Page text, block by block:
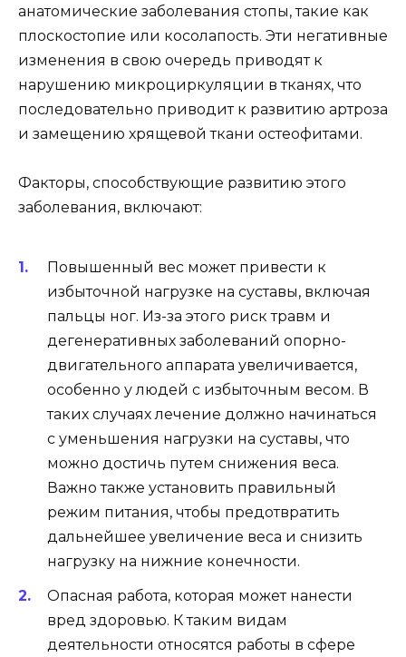
анатомические заболевания стопы, такие как
плоскостопие или косолапость. Эти негативные
изменения в свою очередь приводят к
нарушению микроциркуляции в тканях, что
последовательно приводит к развитию артроза
и замещению хрящевой ткани остеофитами.
Факторы, способствующие развитию этого
заболевания, включают:
Повышенный вес может привести к
избыточной нагрузке на суставы, включая
пальцы ног. Из-за этого риск травм и
дегенеративных заболеваний опорно-
двигательного аппарата увеличивается,
особенно у людей с избыточным весом. В
таких случаях лечение должно начинаться
с уменьшения нагрузки на суставы, что
можно достичь путем снижения веса.
Важно также установить правильный
режим питания, чтобы предотвратить
дальнейшее увеличение веса и снизить
нагрузку на нижние конечности.
Опасная работа, которая может нанести
вред здоровью. К таким видам
деятельности относятся работы в сфере